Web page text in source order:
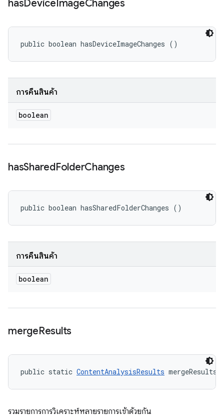
hasDeviceImageChanges
public boolean hasDeviceImageChanges ()
การคืนสินค้า
boolean
hasSharedFolderChanges
public boolean hasSharedFolderChanges ()
การคืนสินค้า
boolean
mergeResults
public static ContentAnalysisResults
รวมรายการการวิเคราะห์หลายรายการเข้าด้วยกัน